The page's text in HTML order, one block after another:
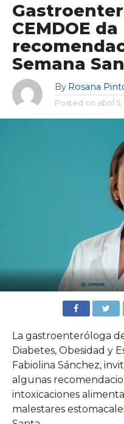
CEMDOE da
Semana
By Rosana
Posted on abril 5,
La gastroenteróloga
Diabetes, Obesidad y
Fabiolina Sánchez,
algunas
intoxicaciones
malestares